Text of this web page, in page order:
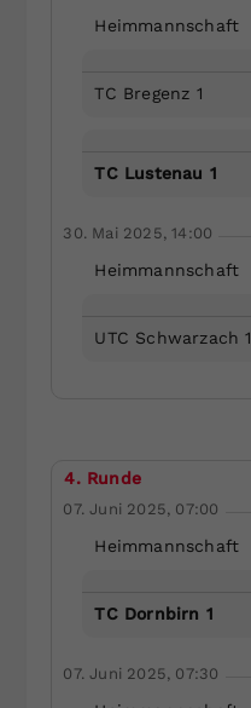
Heimmannschaft
TC Bregenz 1
TC Lustenau 1
30. Mai 2025, 14:00
Heimmannschaft
UTC Schwarzach 1
4. Runde
07. Juni 2025, 07:00
Heimmannschaft
TC Dornbirn 1
07. Juni 2025, 07:30